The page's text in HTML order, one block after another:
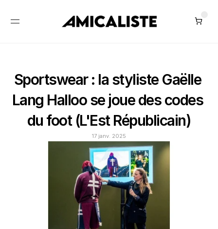
Sportswear : la styliste Gaëlle
Lang Halloo se joue des codes
du foot (L'Est Républicain)
17 janv. 2025